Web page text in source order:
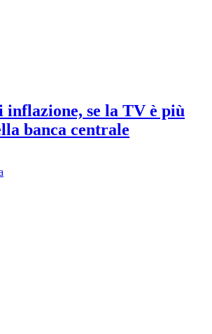
inflazione, se la TV è più
banca centrale